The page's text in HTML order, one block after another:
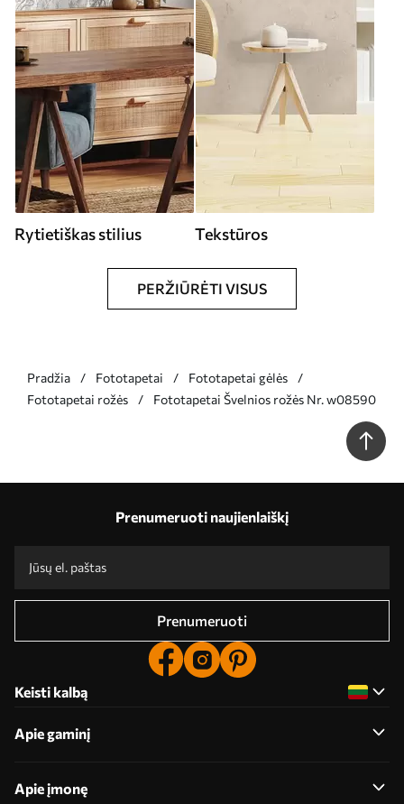
Rytietiškas stilius Tekstūros
PERŽIŪRĖTI VISUS
Pradžia Fototapetai
Fototapetai gėlės
Fototapetai rožės
Fototapetai Švelnios rožės Nr. w08590
Prenumeruoti naujienlaiškį
Prenumeruoti
Keisti kalbą
Apie gaminį
Apie įmonę